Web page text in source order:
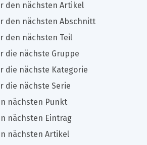
den nächsten Artikel
den nächsten Abschnitt
den nächsten Teil
die nächste Gruppe
die nächste Kategorie
die nächste Serie
nächsten Punkt
nächsten Eintrag
nächsten Artikel